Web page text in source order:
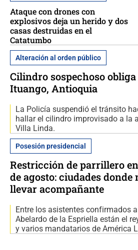
Ataque con drones con
explosivos deja un herido y dos
casas destruidas en el
Catatumbo
Alteración al orden público
Cilindro sospechoso
Ituango, Antioquia
La Policía suspendió el tránsito
hallar el cilindro improvisado a la
Villa Linda.
Posesión presidencial
Restricción de parrillero
de agosto: ciudades
llevar acompañante
Entre los asistentes confirmados
Abelardo de la Espriella están el
y varios mandatarios de América